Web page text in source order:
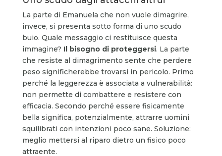
La parte di Emanuela che non vuole dimagrire,
invece, si presenta sotto forma di uno scudo
buio. Quale messaggio ci restituisce questa
immagine? Il bisogno di proteggersi. La parte
che resiste al dimagrimento sente che perdere
peso significherebbe trovarsi in pericolo. Primo
perché la leggerezza è associata a vulnerabilità:
non permette di combattere e resistere con
efficacia. Secondo perché essere fisicamente
bella significa, potenzialmente, attrarre uomini
squilibrati con intenzioni poco sane. Soluzione:
meglio mettersi al riparo dietro un fisico poco
attraente.